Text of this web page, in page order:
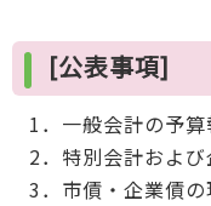
[公表事項]
1．一般会計の予
2．特別会計およ
3．市債・企業債の